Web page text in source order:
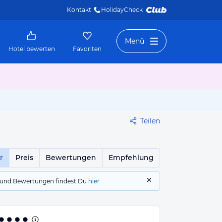
Kontakt HolidayCheck
Hotel bewerten Favoriten
Menü
Teilen
Preis Bewertungen Empfehlung
Bewertungen findest Du hier